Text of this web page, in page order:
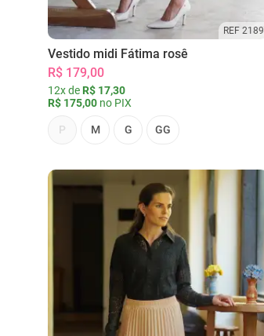
REF 2189
Vestido midi Fátima rosê
R$ 179,00
12x de R$ 17,30
R$ 175,00 no PIX
P M G GG